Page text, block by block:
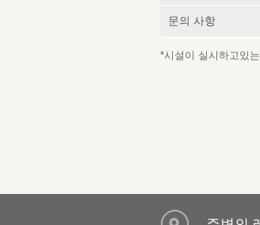
문의 사항
*시설이 실시하고있